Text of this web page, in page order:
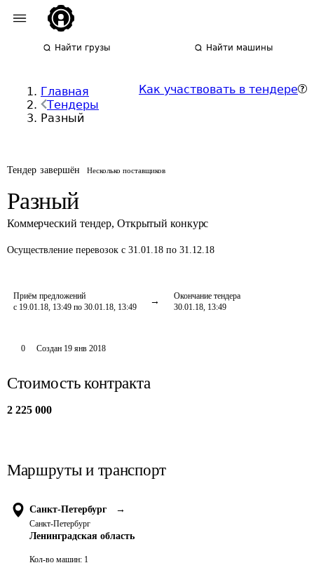
Найти грузы Найти машины
Главная
Тендеры
Разный
Как участвовать в тендере
Тендер завершён Несколько поставщиков
Разный
Коммерческий тендер, Открытый конкурс
Осуществление перевозок с 31.01.18 по 31.12.18
Приём предложений
с 19.01.18, 13:49 по 30.01.18, 13:49
Окончание тендера
30.01.18, 13:49
0 Создан 19 янв 2018
Стоимость контракта
2 225 000
Маршруты и транспорт
Санкт-Петербург →
Санкт-Петербург
Ленинградская область
Кол-во машин: 1